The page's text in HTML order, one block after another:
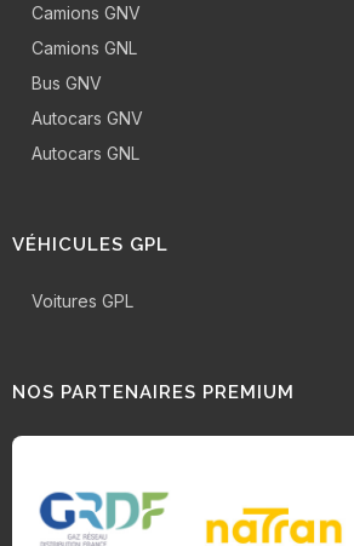
Camions GNV
Camions GNL
Bus GNV
Autocars GNV
Autocars GNL
VÉHICULES GPL
Voitures GPL
NOS PARTENAIRES PREMIUM